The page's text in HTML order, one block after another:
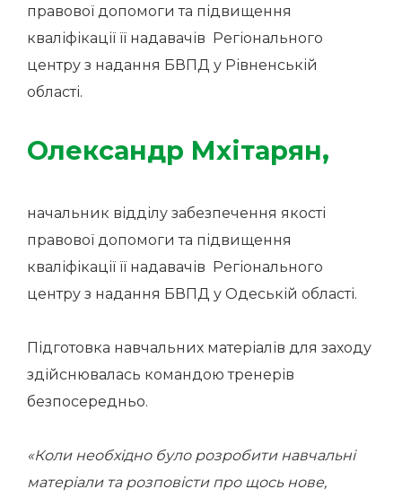
правової допомоги та підвищення
кваліфікації її надавачів Регіонального
центру з надання БВПД у Рівненській
області.
Олександр Мхітарян,
начальник відділу забезпечення якості
правової допомоги та підвищення
кваліфікації її надавачів Регіонального
центру з надання БВПД у Одеській області.
Підготовка навчальних матеріалів для заходу
здійснювалась командою тренерів
безпосередньо.
«Коли необхідно було розробити навчальні
матеріали та розповісти про щось нове,